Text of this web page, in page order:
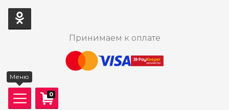
Принимаем к оплате
Меню
0